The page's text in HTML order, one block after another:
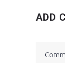
ADD